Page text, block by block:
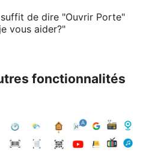
de dire "Ouvrir Porte"
vous aider?"
fonctionnalités